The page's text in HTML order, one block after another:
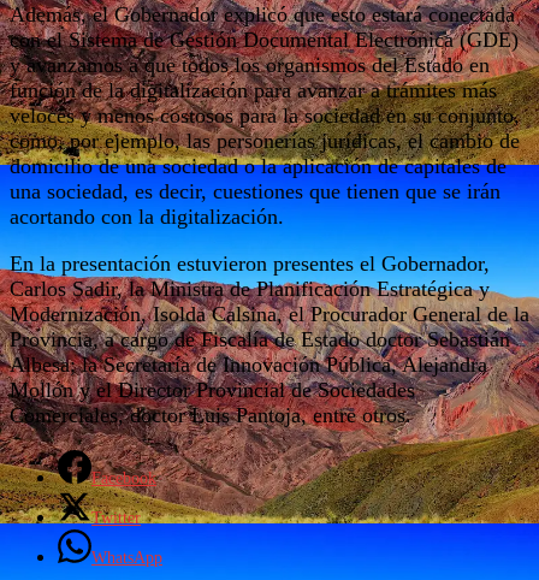
Además, el Gobernador explicó que esto estará conectada
con el Sistema de Gestión Documental Electrónica (GDE)
y avanzamos a que todos los organismos del Estado en
función de la digitalización para avanzar a trámites más
veloces y menos costosos para la sociedad en su conjunto,
como, por ejemplo, las personerías jurídicas, el cambio de
domicilio de una sociedad o la aplicación de capitales de
una sociedad, es decir, cuestiones que tienen que se irán
acortando con la digitalización.
En la presentación estuvieron presentes el Gobernador,
Carlos Sadir, la Ministra de Planificación Estratégica y
Modernización, Isolda Calsina, el Procurador General de la
Provincia, a cargo de Fiscalía de Estado doctor Sebastián
Albesa; la Secretaría de Innovación Pública, Alejandra
Mollón y el Director Provincial de Sociedades
Comerciales, doctor Luis Pantoja, entre otros.
Facebook
Twitter
WhatsApp